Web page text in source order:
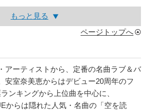
もっと見る
ページトップへ
アーティストから、定番の名曲ラブ＆バ
安室奈美恵からはデビュー20周年のフ
ンキングから上位曲を中心に、
からは隠れた人気・名曲の「空を読